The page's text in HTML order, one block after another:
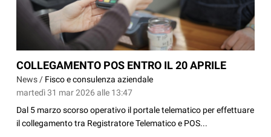
COLLEGAMENTO POS ENTRO IL 20 APRILE
News / Fisco e consulenza aziendale
martedì 31 mar 2026 alle 13:47
Dal 5 marzo scorso operativo il portale telematico per effettuare
il collegamento tra Registratore Telematico e POS...